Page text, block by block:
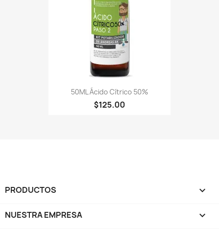
50ML Ácido Cítrico 50%
$125.00
PRODUCTOS 
NUESTRA EMPRESA 